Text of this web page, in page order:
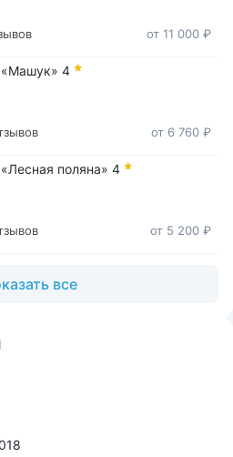
от 11 000 ₽
«Машук» 4
от 6 760 ₽
поляна» 4
от 5 200 ₽
все